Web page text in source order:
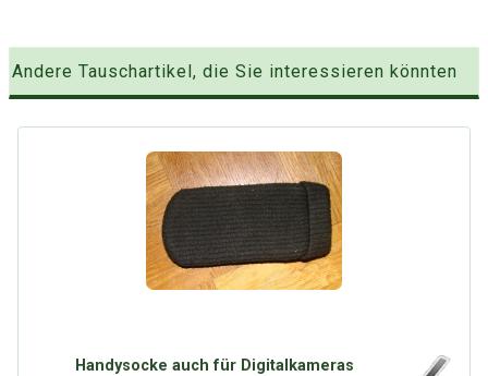
Andere Tauschartikel, die Sie interessieren könnten
Handysocke auch für Digitalkameras